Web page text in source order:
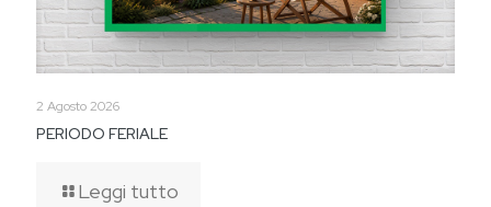
2 Agosto 2026
PERIODO FERIALE
Leggi tutto